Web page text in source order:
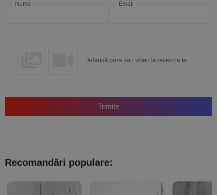
Nume Email
Adaugă poze sau video la recenzia ta
Trimite
Recomandări populare: